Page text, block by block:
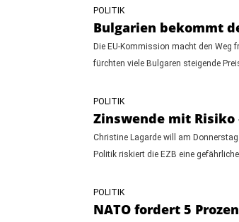
POLITIK
Bulgarien bekommt
Die EU-Kommission macht den
fürchten viele Bulgaren steigende
POLITIK
Zinswende mit Risiko
Christine Lagarde will am
Politik riskiert die EZB eine
POLITIK
NATO fordert 5